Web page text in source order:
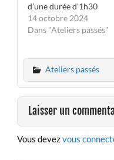
d’une durée d'1h30
votre enfant découvrira
les secrets de la
découvrirons ensemble
les manières premières
utilisées!Votre enfant
bougie au parfum de
laisser libre cour…
14 octobre 2024
Dans "Ateliers passés"
Ateliers passés
Laisser un
Vous devezvous